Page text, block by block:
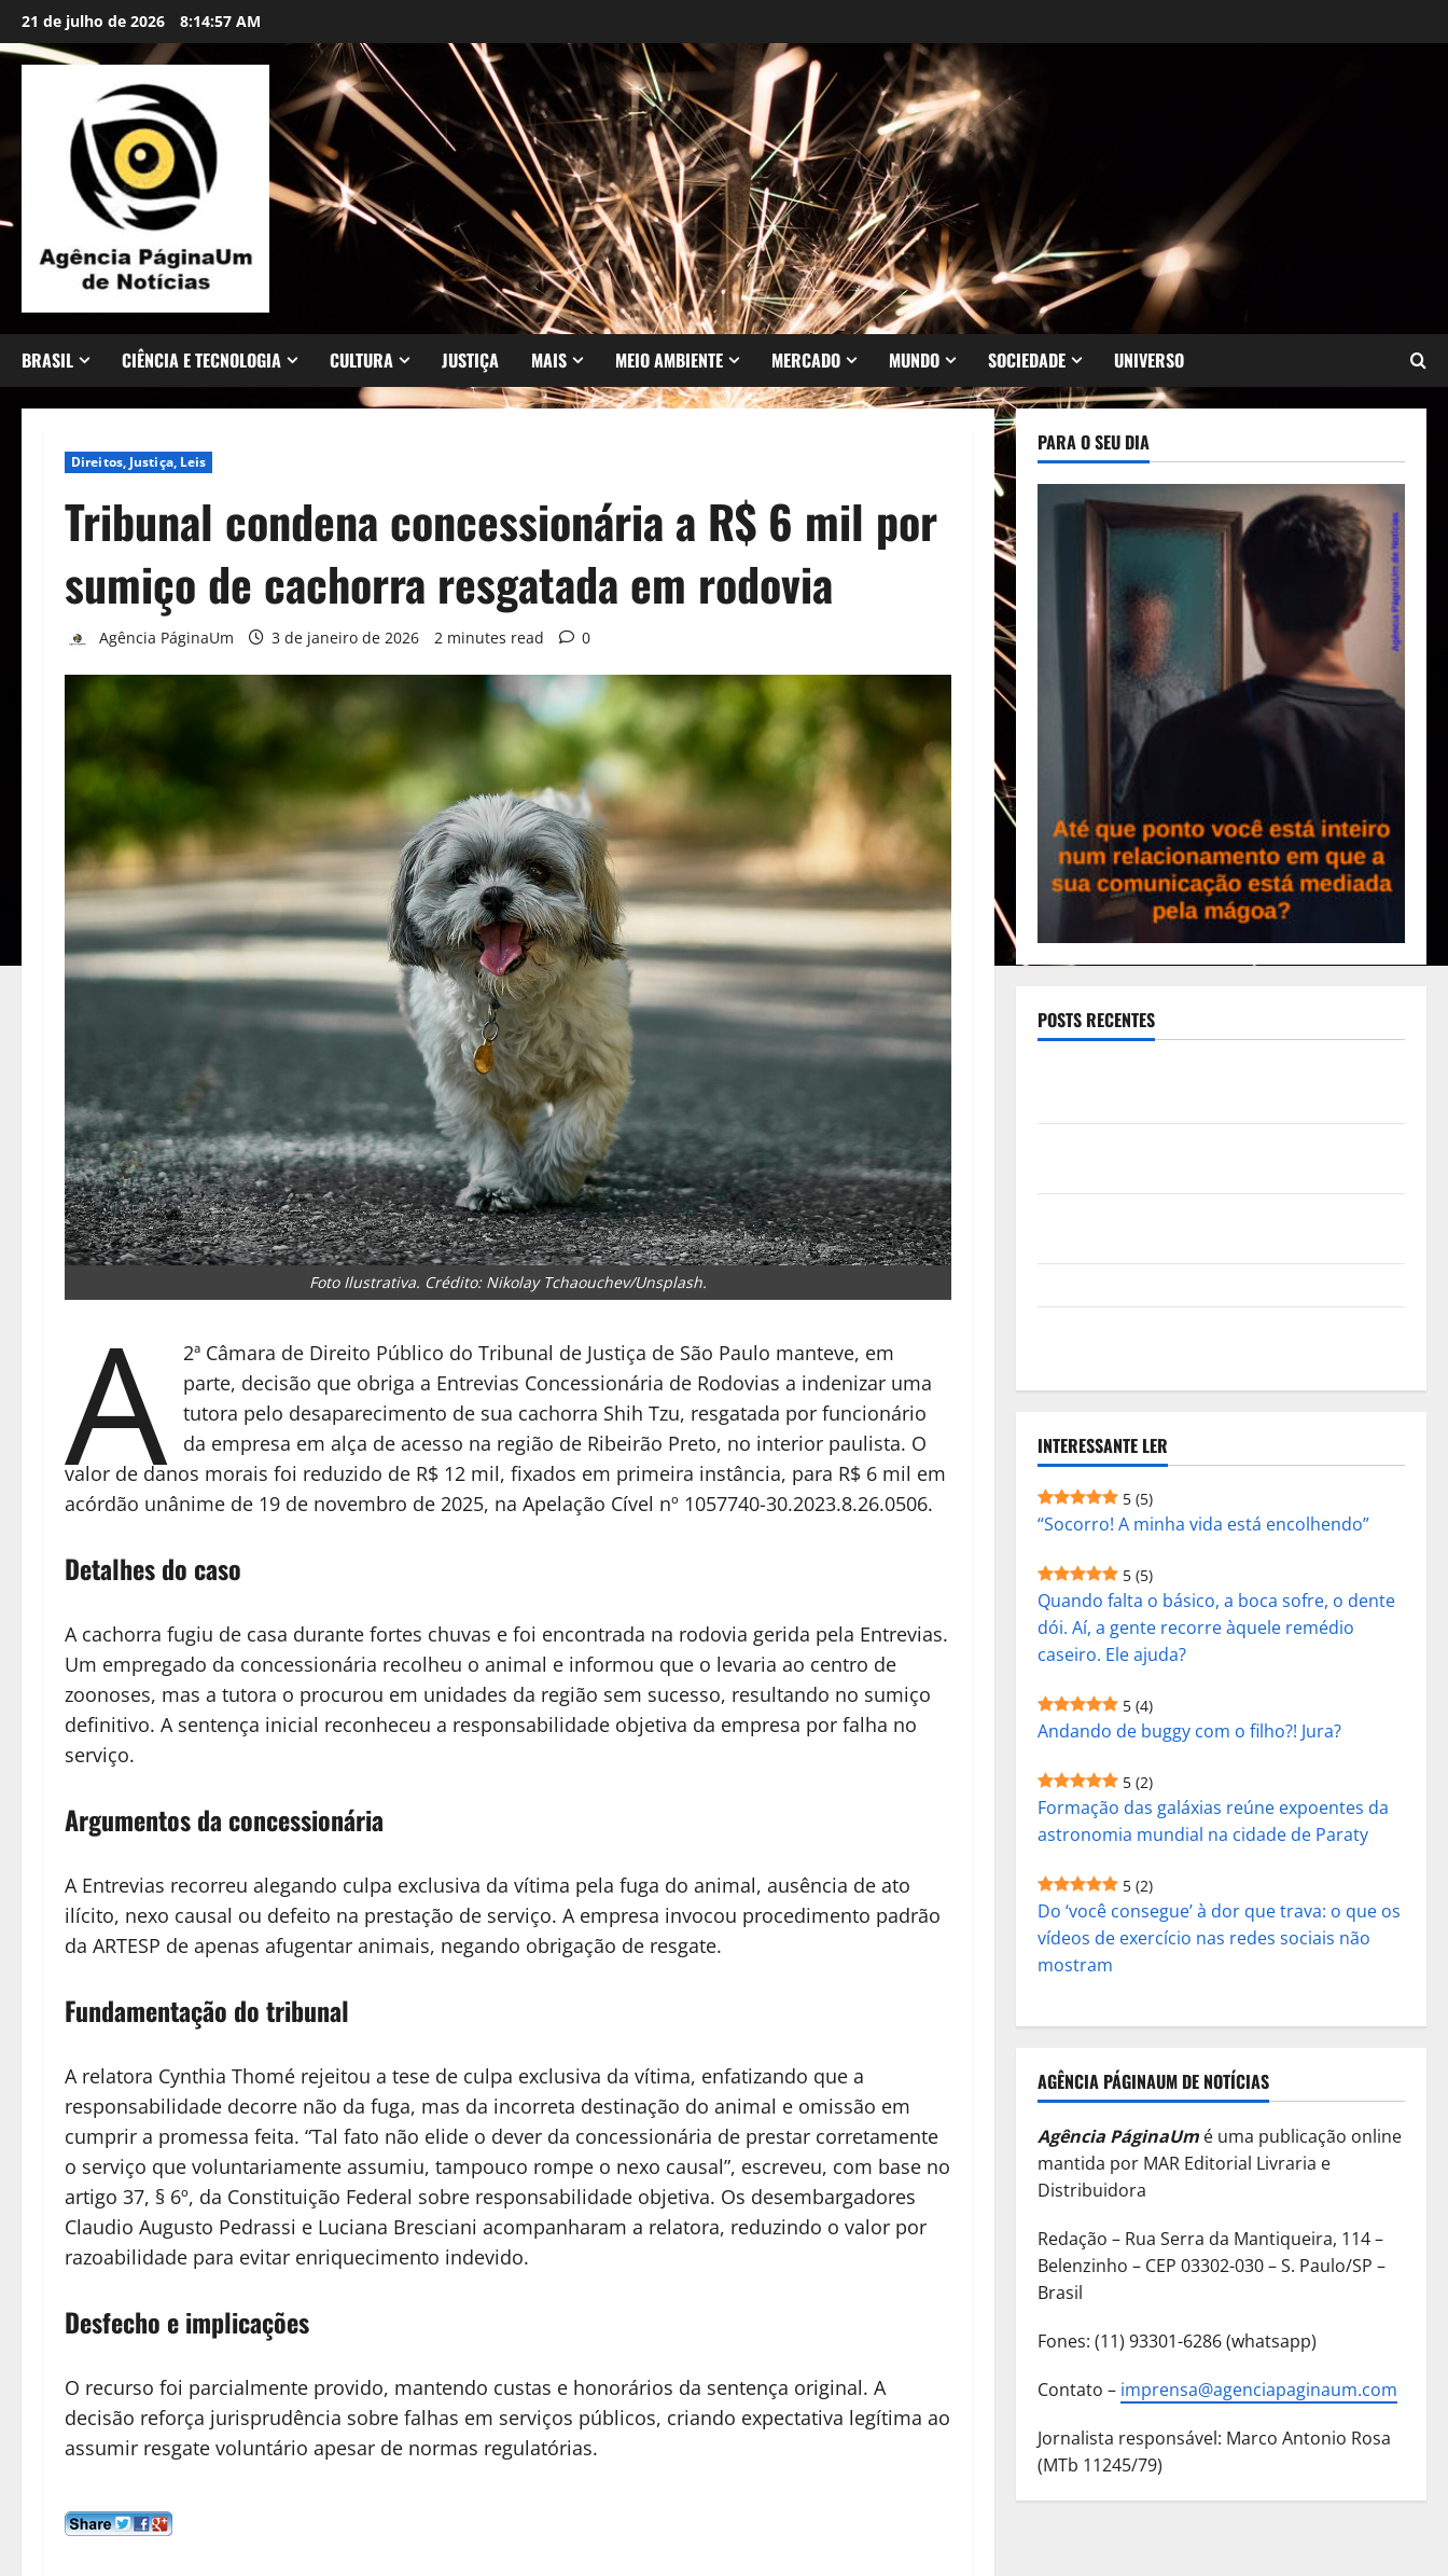
conteúdo
Skip
to
content
21 de julho de 2026 8:14:58 AM
BRASIL CIÊNCIA E TECNOLOGIA CULTURA JUSTIÇA MAIS MEIO AMBIENTE MERCADO MUNDO SOCIEDADE UNIVERSO
Direitos, Justiça, Leis
Tribunal condena concessionária a R$ 6 mil por
sumiço de cachorra resgatada em rodovia
Agência PáginaUm 3 de janeiro de 2026 2 minutes read 0
Foto Ilustrativa. Crédito: Nikolay Tchaouchev/Unsplash.
A
2ª Câmara de Direito Público do Tribunal de Justiça de São Paulo manteve, em
parte, decisão que obriga a Entrevias Concessionária de Rodovias a indenizar uma
tutora pelo desaparecimento de sua cachorra Shih Tzu, resgatada por funcionário
da empresa em alça de acesso na região de Ribeirão Preto, no interior paulista. O
valor de danos morais foi reduzido de R$ 12 mil, fixados em primeira instância, para R$ 6 mil em
acórdão unânime de 19 de novembro de 2025, na Apelação Cível nº 1057740-30.2023.8.26.0506.
Detalhes do caso
A cachorra fugiu de casa durante fortes chuvas e foi encontrada na rodovia gerida pela Entrevias.
Um empregado da concessionária recolheu o animal e informou que o levaria ao centro de
zoonoses, mas a tutora o procurou em unidades da região sem sucesso, resultando no sumiço
definitivo. A sentença inicial reconheceu a responsabilidade objetiva da empresa por falha no
serviço.
Argumentos da concessionária
A Entrevias recorreu alegando culpa exclusiva da vítima pela fuga do animal, ausência de ato
ilícito, nexo causal ou defeito na prestação de serviço. A empresa invocou procedimento padrão
da ARTESP de apenas afugentar animais, negando obrigação de resgate.
Fundamentação do tribunal
A relatora Cynthia Thomé rejeitou a tese de culpa exclusiva da vítima, enfatizando que a
responsabilidade decorre não da fuga, mas da incorreta destinação do animal e omissão em
cumprir a promessa feita. “Tal fato não elide o dever da concessionária de prestar corretamente
o serviço que voluntariamente assumiu, tampouco rompe o nexo causal”, escreveu, com base no
artigo 37, § 6º, da Constituição Federal sobre responsabilidade objetiva. Os desembargadores
Claudio Augusto Pedrassi e Luciana Bresciani acompanharam a relatora, reduzindo o valor por
razoabilidade para evitar enriquecimento indevido.
Desfecho e implicações
O recurso foi parcialmente provido, mantendo custas e honorários da sentença original. A
decisão reforça jurisprudência sobre falhas em serviços públicos, criando expectativa legítima ao
assumir resgate voluntário apesar de normas regulatórias.
PARA O SEU DIA
POSTS RECENTES
INTERESSANTE LER
5 (5)
“Socorro! A minha vida está encolhendo”
5 (5)
Quando falta o básico, a boca sofre, o dente
dói. Aí, a gente recorre àquele remédio
caseiro. Ele ajuda?
5 (4)
Andando de buggy com o filho?! Jura?
5 (2)
Formação das galáxias reúne expoentes da
astronomia mundial na cidade de Paraty
5 (2)
Do ‘você consegue’ à dor que trava: o que os
vídeos de exercício nas redes sociais não
mostram
AGÊNCIA PÁGINAUM DE NOTÍCIAS
Agência PáginaUmé uma publicação online
mantida por MAR Editorial Livraria e
Distribuidora
Redação – Rua Serra da Mantiqueira, 114 –
Belenzinho – CEP 03302-030 – S. Paulo/SP –
Brasil
Fones: (11) 93301-6286 (whatsapp)
Contato – imprensa@agenciapaginaum.com
Jornalista responsável: Marco Antonio Rosa
(MTb 11245/79)